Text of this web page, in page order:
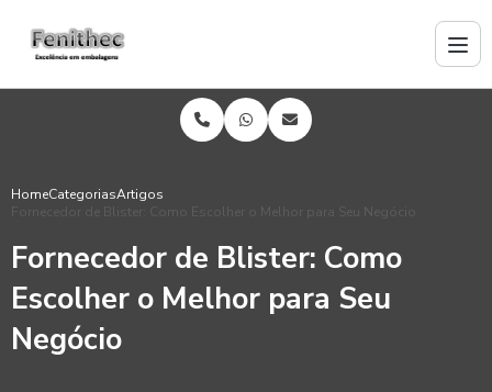
HomeCategoriasArtigos
Fornecedor de Blister: Como Escolher o Melhor para Seu Negócio
Fornecedor de Blister: Como
Escolher o Melhor para Seu
Negócio